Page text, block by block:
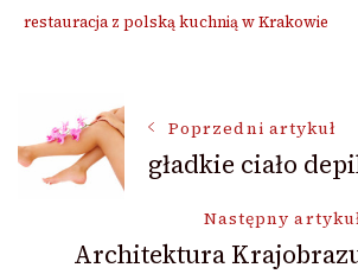
restauracja z polską kuchnią w Krakowie
Nawigacja
wpisu
Poprzedni artykuł
gładkie ciało
Następny
Architektura